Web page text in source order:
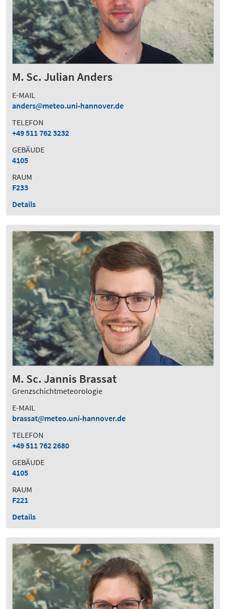
M. Sc. Julian Anders
E-MAIL
anders
meteo.uni-hannover.de
TELEFON
+49 511 762 3232
GEBÄUDE
4105
RAUM
F233
Details
M. Sc. Jannis Brassat
Grenzschichtmeteorologie
E-MAIL
brassat
meteo.uni-hannover.de
TELEFON
+49 511 762 2680
GEBÄUDE
4105
RAUM
F221
Details